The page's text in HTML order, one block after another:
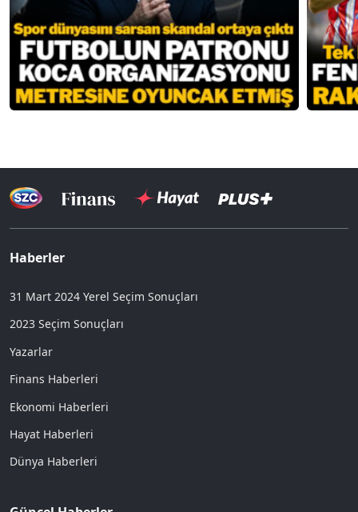
Haberler
31 Mart 2024 Yerel Seçim Sonuçları
2023 Seçim Sonuçları
Yazarlar
Finans Haberleri
Ekonomi Haberleri
Hayat Haberleri
Dünya Haberleri